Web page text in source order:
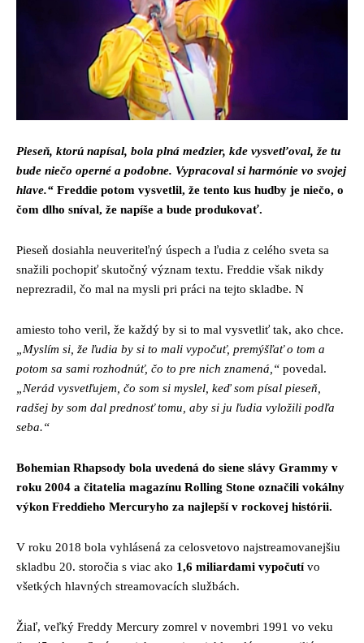
Pieseň, ktorú napísal, bola plná medzier, kde vysvetľoval, že tu
bude niečo operné a podobne. Vypracoval si harmónie vo svojej
hlave.“ Freddie potom vysvetlil, že tento kus hudby je niečo, o
čom dlho sníval, že napíše a bude produkovať.
Pieseň dosiahla neuveriteľný úspech a ľudia z celého sveta sa
snažili pochopiť skutočný význam textu. Freddie však nikdy
neprezradil, čo mal na mysli pri práci na tejto skladbe. N
amiesto toho veril, že každý by si to mal vysvetliť tak, ako chce.
„Myslím si, že ľudia by si to mali vypočuť, premýšľať o tom a
potom sa sami rozhodnúť, čo to pre nich znamená,“ povedal.
„Nerád vysvetľujem, čo som si myslel, keď som písal pieseň,
radšej by som dal prednosť tomu, aby si ju ľudia vyložili podľa
seba.“
Bohemian Rhapsody bola uvedená do siene slávy Grammy v
roku 2004 a čitatelia magazínu Rolling Stone označili vokálny
výkon Freddieho Mercuryho za najlepší v rockovej histórii.
V roku 2018 bola vyhlásená za celosvetovo najstreamovanejšiu
skladbu 20. storočia s viac ako 1,6 miliardami vypočutívo
všetkých hlavných streamovacích službách.
Žiaľ, veľký Freddy Mercury zomrel v novembri 1991 vo veku